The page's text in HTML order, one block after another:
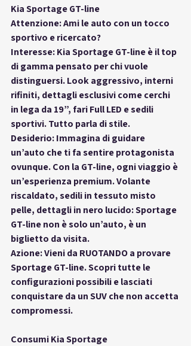
Kia Sportage GT-line
Attenzione: Ami le auto con un tocco
sportivo e ricercato?
Interesse: Kia Sportage GT-line è il top
di gamma pensato per chi vuole
distinguersi. Look aggressivo, interni
rifiniti, dettagli esclusivi come cerchi
in lega da 19”, fari Full LED e sedili
sportivi. Tutto parla di stile.
Desiderio: Immagina di guidare
un’auto che ti fa sentire protagonista
ovunque. Con la GT-line, ogni viaggio è
un’esperienza premium. Volante
riscaldato, sedili in tessuto misto
pelle, dettagli in nero lucido: Sportage
GT-line non è solo un’auto, è un
biglietto da visita.
Azione: Vieni da RUOTANDO a provare
Sportage GT-line. Scopri tutte le
configurazioni possibili e lasciati
conquistare da un SUV che non accetta
compromessi.
Consumi Kia Sportage